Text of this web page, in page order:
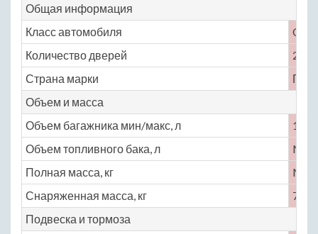
Общая информация
Класс автомобиля
C
Количество дверей
2
Страна марки
Объем и масса
Объем багажника мин/макс, л
119
Объем топливного бака, л
No
Полная масса, кг
No
Снаряженная масса, кг
795
Подвеска и тормоза